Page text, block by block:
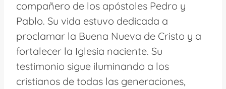
compañero de los apóstoles Pedro y
Pablo. Su vida estuvo dedicada a
proclamar la Buena Nueva de Cristo y a
fortalecer la Iglesia naciente. Su
testimonio sigue iluminando a los
cristianos de todas las generaciones,